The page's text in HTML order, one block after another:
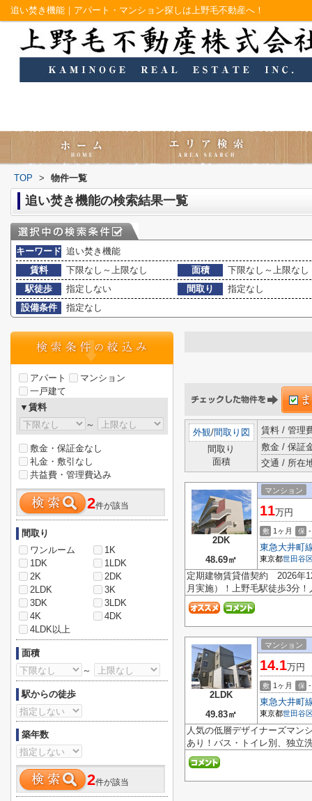
追い焚き機能｜アパート・マンション探しは上野毛不動産へ！
TOP > 物件一覧
追い焚き機能の検索結果一覧
キーワード 追い焚き機能
賃料
下限なし～上限なし 面積
下限なし～上限なし
駅徒歩
指定しない 間取り
指定なし
設備条件
指定なし
外観/間取り図
間取り
面積
賃料 / 管理
敷金 / 保証
交通 / 所在
2DK
48.69㎡
マンション
11万円
敷 1ヶ月 保 -
東急大井町
東京都世田谷
定期建物賃貸借契約 2026年
月実施）！上野毛駅徒歩3分
2LDK
49.83㎡
マンション
14.1万円
敷 1ヶ月 保 -
東急大井町
東京都世田谷
人気の低層デザイナーズマン
あり！バス・トイレ別、独立
アパート
マンション
一戸建て
▼賃料
～
敷金・保証金なし
礼金・敷引なし
共益費・管理費込み
2件が該当
間取り
ワンルーム
1K
1DK
1LDK
2K
2DK
2LDK
3K
3DK
3LDK
4K
4DK
4LDK以上
面積
～
駅からの徒歩
築年数
2件が該当